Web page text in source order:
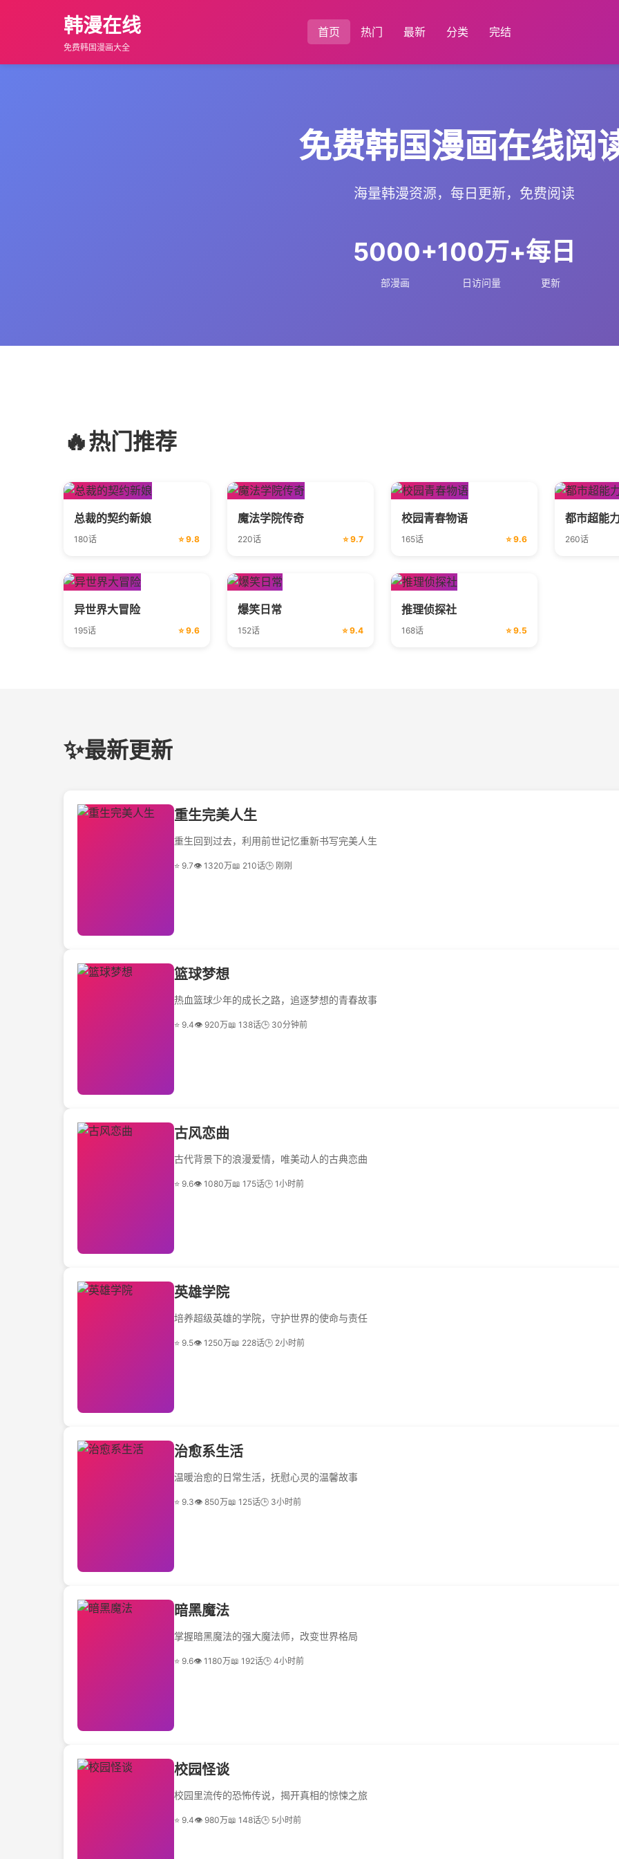
韩漫在线
免费韩国漫画大全
首页 热门 最新 分类 完结
免费韩国漫画在线阅
海量韩漫资源，每日更新，免费阅读
5000+
部漫画
100万+
日访问量
每日
更新
🔥热门推荐
总裁的契约新娘
180话 ⭐ 9.8
魔法学院传奇
220话 ⭐ 9.7
校园青春物语
165话 ⭐ 9.6
都市超能
260话
异世界大冒险
195话 ⭐ 9.6
爆笑日常
152话 ⭐ 9.4
推理侦探社
168话 ⭐ 9.5
✨最新更新
重生完美人生
重生回到过去，利用前世记忆重新书写完美人生
⭐ 9.7👁 1320万📖 210话🕒 刚刚
篮球梦想
热血篮球少年的成长之路，追逐梦想的青春故事
⭐ 9.4👁 920万📖 138话🕒 30分钟前
古风恋曲
古代背景下的浪漫爱情，唯美动人的古典恋曲
⭐ 9.6👁 1080万📖 175话🕒 1小时前
英雄学院
培养超级英雄的学院，守护世界的使命与责任
⭐ 9.5👁 1250万📖 228话🕒 2小时前
治愈系生活
温暖治愈的日常生活，抚慰心灵的温馨故事
⭐ 9.3👁 850万📖 125话🕒 3小时前
暗黑魔法
掌握暗黑魔法的强大魔法师，改变世界格局
⭐ 9.6👁 1180万📖 192话🕒 4小时前
校园怪谈
校园里流传的恐怖传说，揭开真相的惊悚之旅
⭐ 9.4👁 980万📖 148话🕒 5小时前